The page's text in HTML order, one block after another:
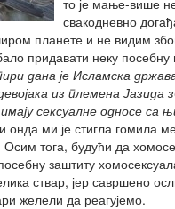
свакодневно
планете и не видим
придавати неку
дана је Исламска
из племена
сексуалне односе са
онда ми је стигла гомила
Осим тога, будући да
заштиту
ствар, јер савршено
желели да реагујемо.